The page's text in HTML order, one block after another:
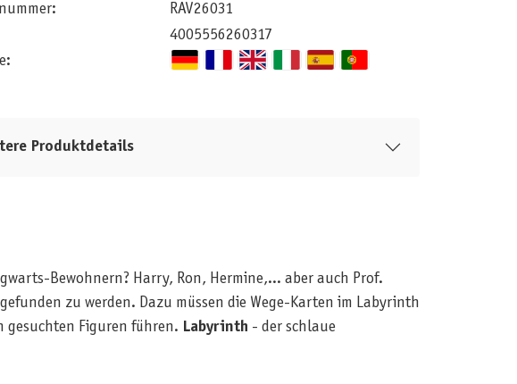
RAV26031
4005556260317
Produktdetails
Bewohnern? Harry, Ron, Hermine,... aber auch Prof.
zu werden. Dazu müssen die Wege-Karten im Labyrinth
gesuchten Figuren führen. Labyrinth - der schlaue